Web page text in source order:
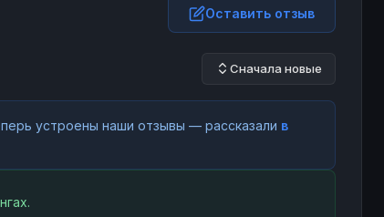
Оставить отзыв
Сначала новые
устроены наши отзывы — рассказали в